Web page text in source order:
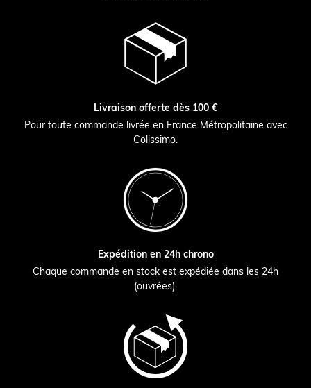
Livraison offerte dès 100 €
Pour toute commande livrée en France Métropolitaine avec
Colissimo.
Expédition en 24h chrono
Chaque commande en stock est expédiée dans les 24h
(ouvrées).